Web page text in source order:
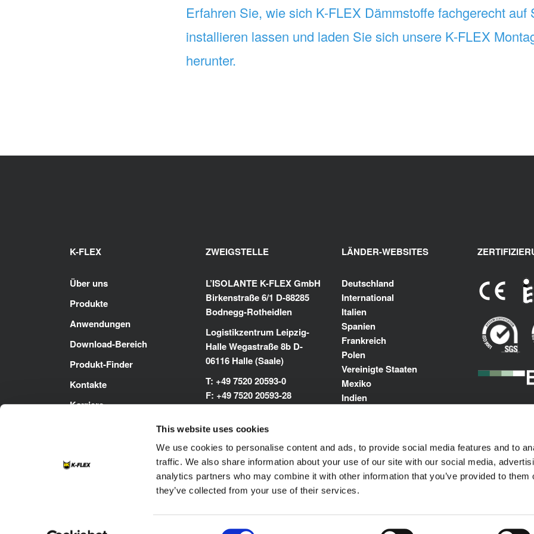
This website uses cookies
We use cookies to personalise content and ads, to provide social media features and to
traffic. We also share information about your use of our site with our social media,
analytics partners who may combine it with other information that you’ve provided to them
they’ve collected from your use of their services.
Erfahren Sie, wie sich K-FLEX Dämmstoffe fachgerecht auf
installieren lassen und laden Sie sich unsere K-FLEX
herunter.
K-FLEX
Über uns
Produkte
Anwendungen
Download-Bereich
Produkt-Finder
Kontakte
Karriere
ZWEIGSTELLE
L’ISOLANTE K-FLEX GmbH
Birkenstraße 6/1 D-88285
Bodnegg-Rotheidlen
Logistikzentrum Leipzig-
Halle Wegastraße 8b D-
06116 Halle (Saale)
T: +49 7520 20593-0
F: +49 7520 20593-28
www.kflex.com
LÄNDER-WEBSITES
Deutschland
International
Italien
Spanien
Frankreich
Polen
Vereinigte Staaten
Mexiko
Indien